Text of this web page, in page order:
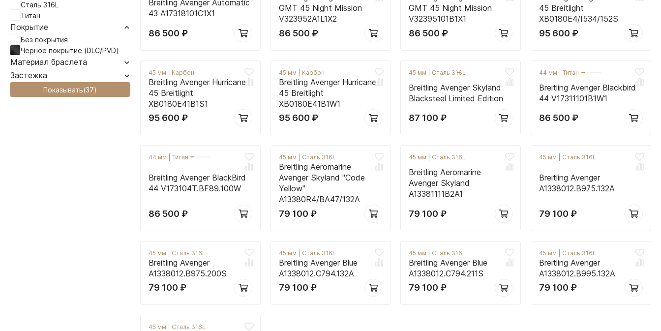
Breitling Avenger Automatic
43 A17318101C1X1
86 500 ₽
GMT 45 Night Mission
V323952A1L1X2
86 500 ₽
GMT 45 Night Mission
V32395101B1X1
86 500 ₽
45 Breitlight
XB0180E4/I534/152S
95 600 ₽
45 мм Карбон
Breitling Avenger Hurricane
45 Breitlight
XB0180E41B1S1
95 600 ₽
45 мм Карбон
Breitling Avenger Hurricane
45 Breitlight
XB0180E41B1W1
95 600 ₽
45 мм Сталь 316L
Breitling Avenger Skyland
Blacksteel Limited Edition
87 100 ₽
44 мм |Титан
Breitling Avenger Blackbird
44 V17311101B1W1
86 500 ₽
44 мм Титан
Breitling Avenger BlackBird
44 V173104T.BF89.100W
86 500 ₽
45 мм Сталь 316L
Breitling Aeromarine
Avenger Skyland "Code
Yellow"
A13380R4/BA47/132A
79 100 ₽
45 мм Сталь 316L
Breitling Aeromarine
Avenger Skyland
A13381111B2A1
79 100 ₽
45 мм Сталь 316L
Breitling Avenger
A1338012.B975.132A
79 100 ₽
45 мм Сталь 316L
Breitling Avenger
A1338012.B975.200S
79 100 ₽
45 мм Сталь 316L
Breitling Avenger Blue
A1338012.C794.132A
79 100 ₽
45 мм Сталь 316L
Breitling Avenger Blue
A1338012.C794.211S
79 100 ₽
45 мм Сталь 316L
Breitling Avenger
A1338012.B995.132A
79 100 ₽
45 мм Сталь 316L
Сталь 316L
Титан
Покрытие
Без покрытия
Чёрное покрытие (DLC/PVD)
Материал браслета
Застежка
Показывать(37)